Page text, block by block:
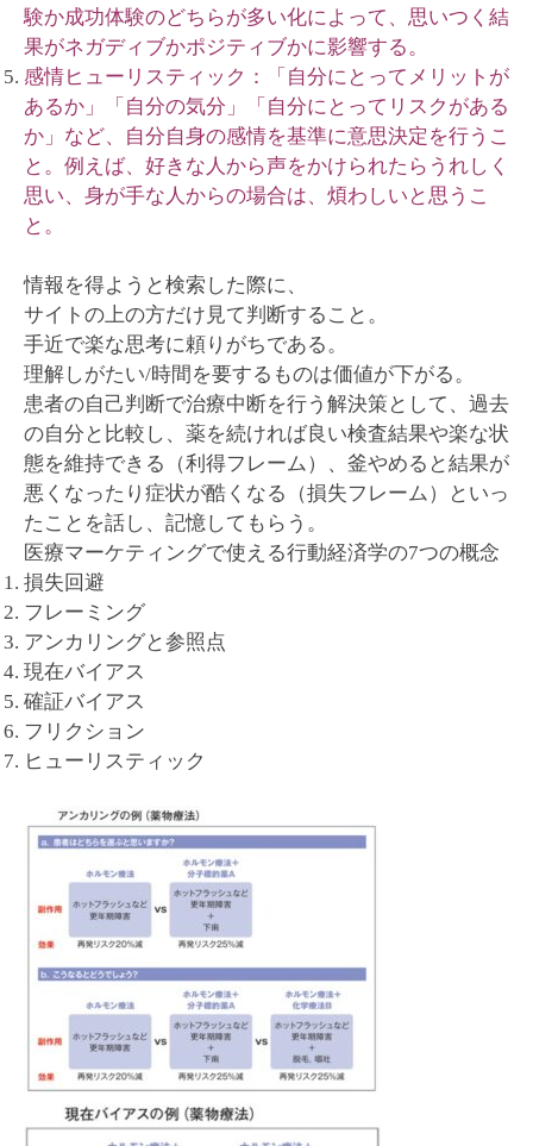
験か成功体験のどちらが多い化によって、思いつく結
果がネガディブかポジティブかに影響する。
感情ヒューリスティック：「自分にとってメリットが
あるか」「自分の気分」「自分にとってリスクがある
か」など、自分自身の感情を基準に意思決定を行うこ
と。例えば、好きな人から声をかけられたらうれしく
思い、身が手な人からの場合は、煩わしいと思うこ
と。
情報を得ようと検索した際に、
サイトの上の方だけ見て判断すること。
手近で楽な思考に頼りがちである。
理解しがたい/時間を要するものは価値が下がる。
患者の自己判断で治療中断を行う解決策として、過去
の自分と比較し、薬を続ければ良い検査結果や楽な状
態を維持できる（利得フレーム）、釜やめると結果が
悪くなったり症状が酷くなる（損失フレーム）といっ
たことを話し、記憶してもらう。
医療マーケティングで使える行動経済学の7つの概念
損失回避
フレーミング
アンカリングと参照点
現在バイアス
確証バイアス
フリクション
ヒューリスティック